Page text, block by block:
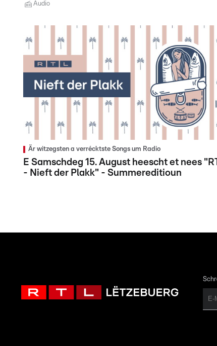
Audio
Är witzegsten a verrécktste Songs um Radio
E Samschdeg 15. August heescht et nees
- Nieft der Plakk" - Summereditioun